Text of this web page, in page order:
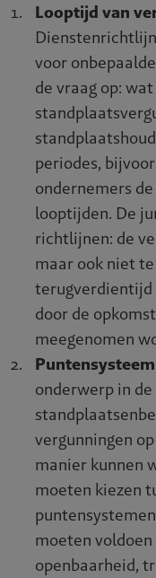
Looptijd van
voor
de vraag op:
periodes,
ondernemers
looptijden. De
richtlijnen: de
maar ook niet
terugverdientijd
door de
meegenomen
onderwerp in
vergunningen
manier kunnen
moeten kiezen
moeten
openbaarheid,